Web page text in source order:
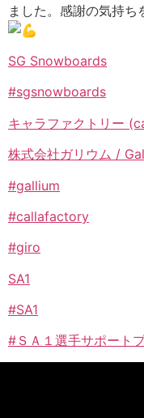
ました。感謝の気持
SG Snowboards
#sgsnowboards
キャラファクトリー
株式会社ガリウム /
#gallium
#callafactory
#giro
SA1
#SA1
#ＳＡ１選手サポート